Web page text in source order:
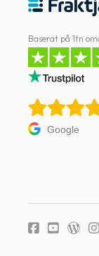
Baserat på 1tn
Google